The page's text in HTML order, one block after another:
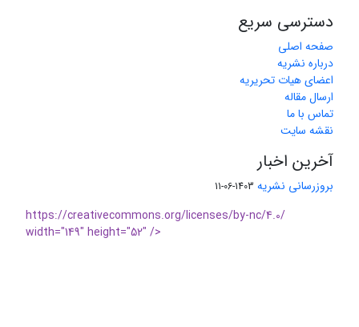
دسترسی سریع
صفحه اصلی
درباره نشریه
اعضای هیات تحریریه
ارسال مقاله
تماس با ما
نقشه سایت
آخرین اخبار
بروزرسانی نشریه 1403-06-11
https://creativecommons.org/licenses/by-nc/4.0/
width="149" height="52" />